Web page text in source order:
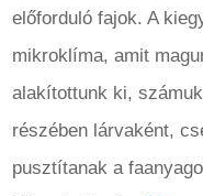
előforduló fajok. A
mikroklíma, amit
alakítottunk ki,
részében lárvaként,
pusztítanak a